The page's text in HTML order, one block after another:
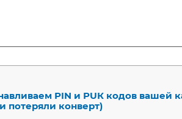
РIN и РUК кодов вашей
потеряли конверт)